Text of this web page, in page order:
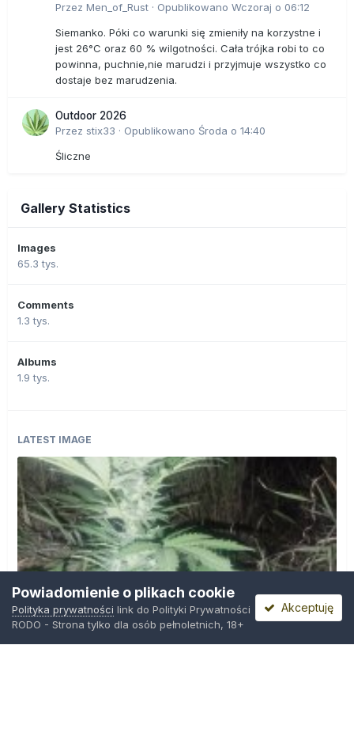
Przez Men_of_Rust · Opublikowano Wczoraj o 06:12
Siemanko. Póki co warunki się zmieniły na korzystne i
jest 26°C oraz 60 % wilgotności. Cała trójka robi to co
powinna, puchnie,nie marudzi i przyjmuje wszystko co
dostaje bez marudzenia.
Outdoor 2026
Przez stix33 · Opublikowano Środa o 14:40
Śliczne
Gallery Statistics
Images
65.3 tys.
Comments
1.3 tys.
Albums
1.9 tys.
LATEST IMAGE
Powiadomienie o plikach cookie
Polityka prywatności link do Polityki Prywatności
RODO - Strona tylko dla osób pełnoletnich, 18+
Akceptuję